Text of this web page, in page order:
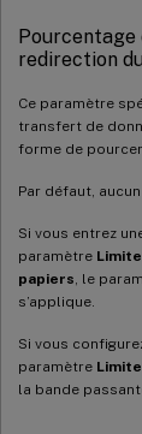
Pourcentage
redirection
Ce paramètre
transfert de
forme de
Par défaut,
Si vous entrez
paramètre
papiers , le
s’applique.
Si vous
paramètre
la bande